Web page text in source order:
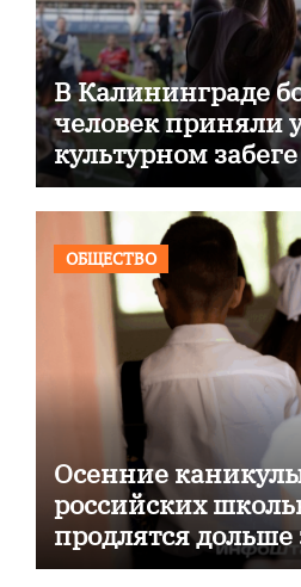
В Калининграде
человек приняли
культурном забеге
ОБЩЕСТВО
Осенние
российских
продлятся